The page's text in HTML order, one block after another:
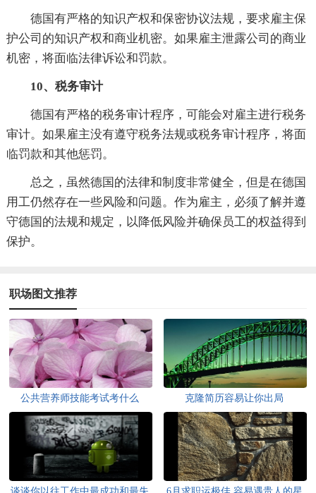
德国有严格的知识产权和保密协议法规，要求雇主保
护公司的知识产权和商业机密。如果雇主泄露公司的商业
机密，将面临法律诉讼和罚款。
10、税务审计
德国有严格的税务审计程序，可能会对雇主进行税务
审计。如果雇主没有遵守税务法规或税务审计程序，将面
临罚款和其他惩罚。
总之，虽然德国的法律和制度非常健全，但是在德国
用工仍然存在一些风险和问题。作为雇主，必须了解并遵
守德国的法规和规定，以降低风险并确保员工的权益得到
保护。
职场图文推荐
公共营养师技能考试考什么 克隆简历容易让你出局